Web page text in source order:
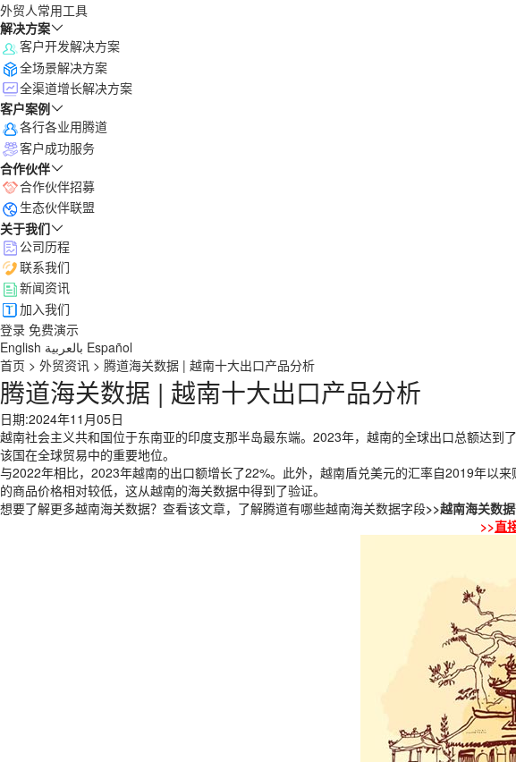
外贸人常用工具
解决方案
客户开发解决方案
全场景解决方案
全渠道增长解决方案
客户案例
各行各业用腾道
客户成功服务
合作伙伴
合作伙伴招募
生态伙伴联盟
关于我们
公司历程
联系我们
新闻资讯
加入我们
登录 免费演示
English بالعربية Español
首页 > 外贸资讯 > 腾道海关数据 | 越南十大出口产品分析
腾道海关数据 | 越南十大出口产品分析
日期:2024年11月05日
越南社会主义共和国位于东南亚的印度支那半岛最东端。2023年，越南的全球出口总额达
该国在全球贸易中的重要地位。
与2022年相比，2023年越南的出口额增长了22%。此外，越南盾兑美元的汇率自2019年以
的商品价格相对较低，这从越南的海关数据中得到了验证。
想要了解更多越南海关数据？查看该文章，了解腾道有哪些越南海关数据字段>>越南海关数
>>直